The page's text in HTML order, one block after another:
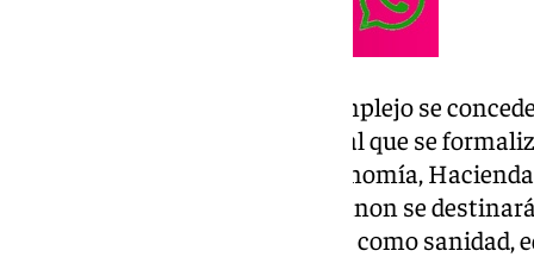
La explotación turística del complejo se
través de un documento notarial que se
informado la Consejería de Economía,
Social, la recaudación de este canon se
de servicios públicos esenciales como sanidad,